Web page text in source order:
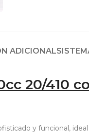
ADICIONAL
20/410
y funcional,